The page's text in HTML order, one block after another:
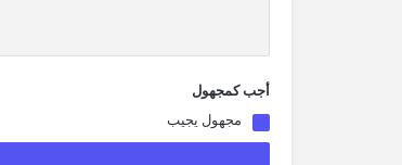
أجب كمجهول
مجهول يجيب